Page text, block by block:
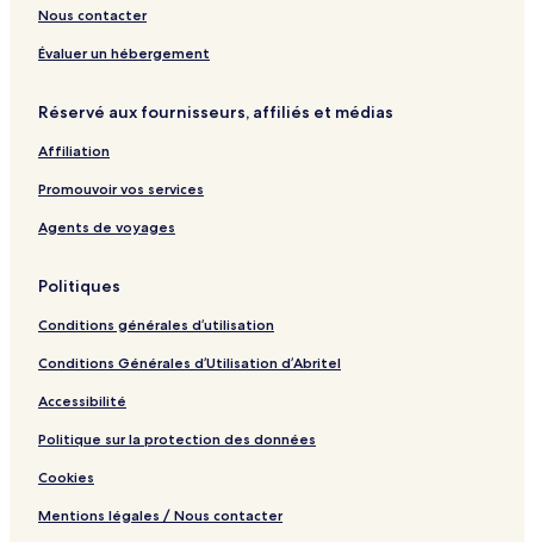
a
b
H
d
p
Nous contacter
Évaluer un hébergement
Réservé aux fournisseurs, affiliés et médias
Affiliation
Promouvoir vos services
Agents de voyages
Politiques
Conditions générales d’utilisation
Conditions Générales d’Utilisation d’Abritel
Accessibilité
Politique sur la protection des données
Cookies
Mentions légales / Nous contacter